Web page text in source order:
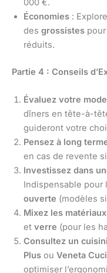
000 €.
Économies :
des grossistes
réduits.
Partie 4 : Conseils
Évaluez votre
dîners en tête-à-
guideront votre
Pensez à long
en cas de revente
Investissez dans
Indispensable pour
ouverte (modèles
Mixez les matériaux
et verre (pour les
Consultez un
Plus ou Veneta
optimiser